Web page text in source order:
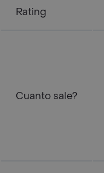
Rating
Cuanto sale?